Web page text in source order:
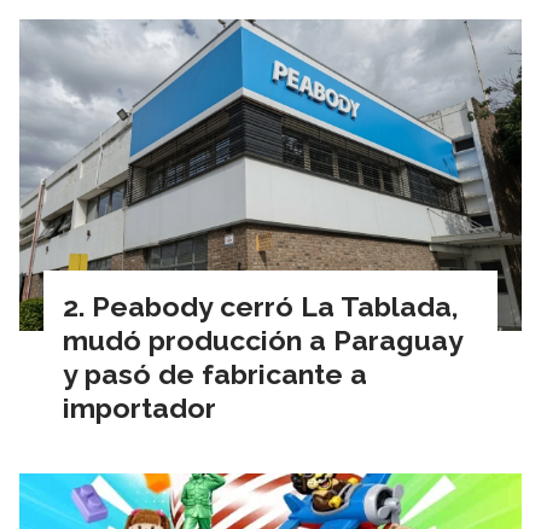
Peabody cerró La Tablada,
mudó producción a Paraguay
y pasó de fabricante a
importador